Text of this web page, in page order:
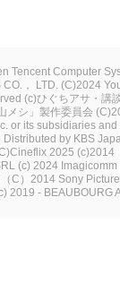
Tencent Computer
， LTD. (C)2024
(c)ひぐちアサ・講
メシ」製作委員会
or its subsidiaries
by KBS
2025 (c)2014
(c) 2024
（C）2014 Sony
2019 - BEAUBOURG